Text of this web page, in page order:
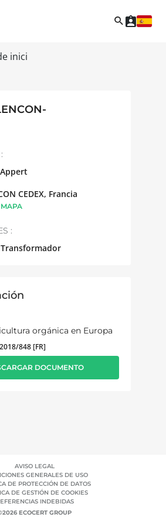
inici
CEDEX, Francia
:
orgánica en Europa
848 [FR]
DOCUMENTO
AVISO LEGAL
GENERALES DE USO
DE PROTECCIÓN DE DATOS
DE GESTIÓN DE COOKIES
INDEBIDAS
ECOCERT GROUP